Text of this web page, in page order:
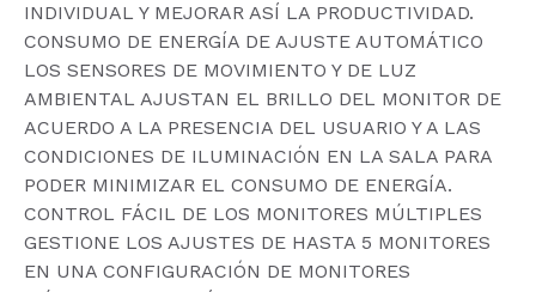
INDIVIDUAL Y MEJORAR ASÍ LA PRODUCTIVIDAD.
CONSUMO DE ENERGÍA DE AJUSTE AUTOMÁTICO 
LOS SENSORES DE MOVIMIENTO Y DE LUZ
AMBIENTAL AJUSTAN EL BRILLO DEL MONITOR DE
ACUERDO A LA PRESENCIA DEL USUARIO Y A LAS
CONDICIONES DE ILUMINACIÓN EN LA SALA PARA
PODER MINIMIZAR EL CONSUMO DE ENERGÍA.
CONTROL FÁCIL DE LOS MONITORES MÚLTIPLES 
GESTIONE LOS AJUSTES DE HASTA 5 MONITORES
EN UNA CONFIGURACIÓN DE MONITORES